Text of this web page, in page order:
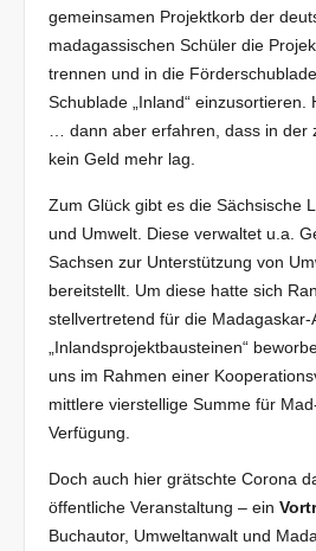
gemeinsamen Projektkorb der
madagassischen Schüler die
trennen und in die
Schublade „Inland“
… dann aber erfahren, dass in der
kein Geld mehr lag.
Zum Glück gibt es die Sächsische
und Umwelt. Diese verwaltet u.a.
Sachsen zur Unterstützung von
bereitstellt. Um diese hatte sich
stellvertretend für die Madagaskar-
„Inlandsprojektbausteinen“
uns im Rahmen einer
mittlere vierstellige Summe für
Verfügung.
Doch auch hier grätschte Corona
öffentliche Veranstaltung – ein
Buchautor, Umweltanwalt und